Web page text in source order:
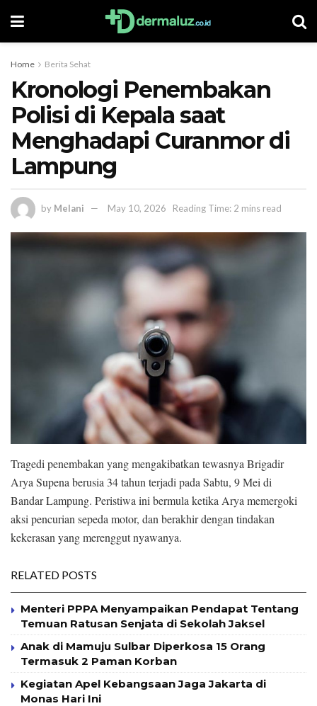
Home Berita Sehat
Kronologi Penembakan
Polisi di Kepala saat
Menghadapi Curanmor di
Lampung
by Melani May 10, 2026 Reading Time: 2 mins read
Tragedi penembakan yang mengakibatkan tewasnya Brigadir
Arya Supena berusia 34 tahun terjadi pada Sabtu, 9 Mei di
Bandar Lampung. Peristiwa ini bermula ketika Arya memergoki
aksi pencurian sepeda motor, dan berakhir dengan tindakan
kekerasan yang merenggut nyawanya.
RELATED POSTS
Menteri PPPA Menyampaikan Pendapat Tentang
Temuan Ratusan Senjata di Sekolah Jaksel
Anak di Mamuju Sulbar Diperkosa 15 Orang
Termasuk 2 Paman Korban
Kegiatan Apel Kebangsaan Jaga Jakarta di
Monas Hari Ini